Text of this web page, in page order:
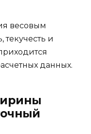
весовым
текучесть и
данных.